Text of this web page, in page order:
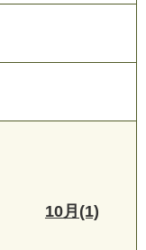
10月(1)